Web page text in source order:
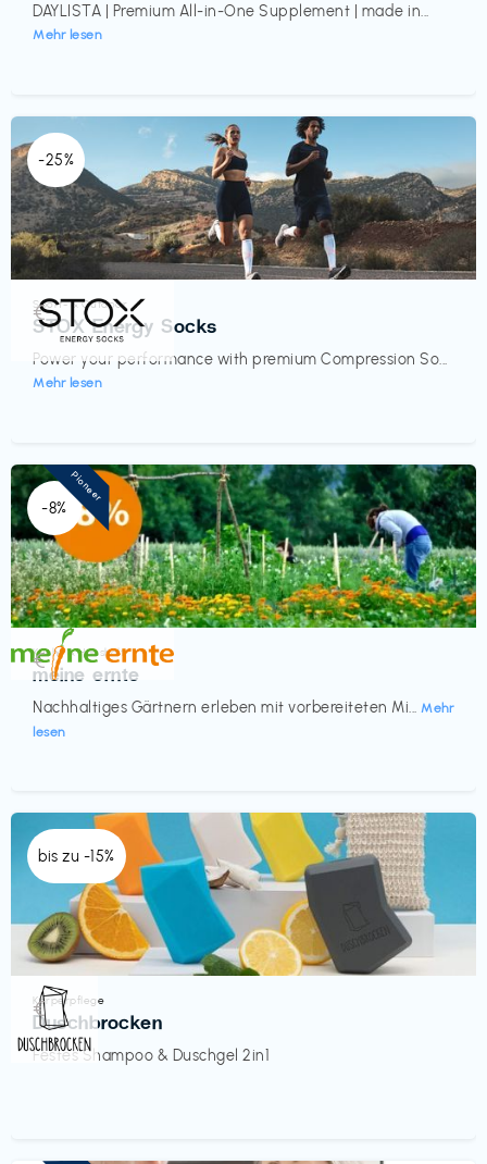
DAYLISTA | Premium All-in-One Supplement | made in...
Mehr lesen
-25%
Sport- & Outdoor
STOX Energy Socks
Power your performance with premium Compression So...
Mehr lesen
€‎
-8%
Küche & Haushalt
meine ernte
Nachhaltiges Gärtnern erleben mit vorbereiteten Mi... Mehr
lesen
€‎
Pioneer
bis zu -15%
Körperpflege
Duschbrocken
Festes Shampoo & Duschgel 2in1
€‎